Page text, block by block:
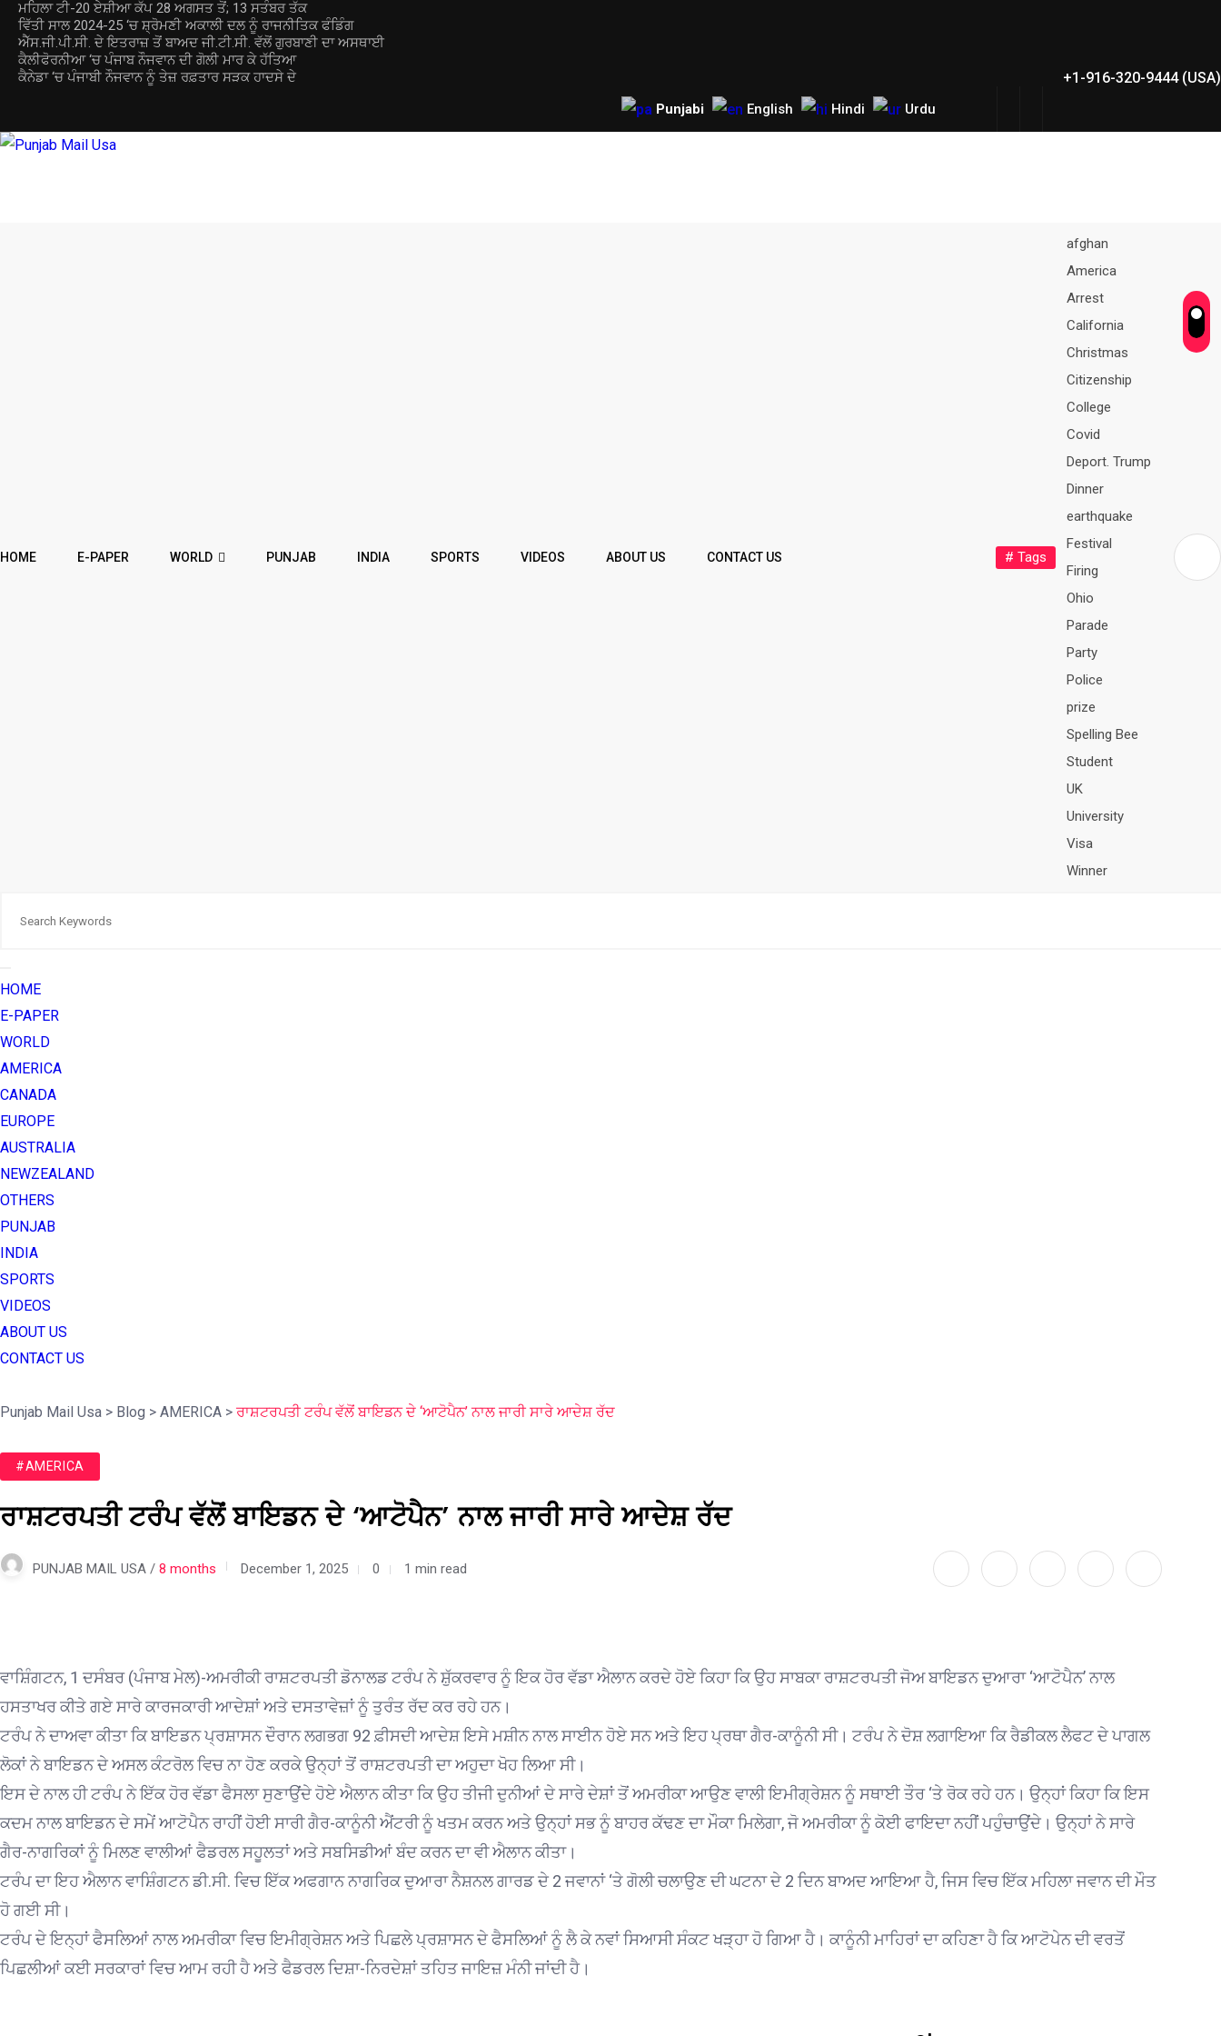
ਮਹਿਲਾ ਟੀ-20 ਏਸ਼ੀਆ ਕੱਪ 28 ਅਗਸਤ ਤੋਂ; 13 ਸਤੰਬਰ ਤੱਕ
ਵਿੱਤੀ ਸਾਲ 2024-25 ‘ਚ ਸ਼੍ਰੋਮਣੀ ਅਕਾਲੀ ਦਲ ਨੂੰ ਰਾਜਨੀਤਿਕ ਫੰਡਿੰਗ
ਐੱਸ.ਜੀ.ਪੀ.ਸੀ. ਦੇ ਇਤਰਾਜ਼ ਤੋਂ ਬਾਅਦ ਜੀ.ਟੀ.ਸੀ. ਵੱਲੋਂ ਗੁਰਬਾਣੀ ਦਾ ਅਸਥਾਈ
ਕੈਲੀਫੋਰਨੀਆ ‘ਚ ਪੰਜਾਬ ਨੌਜਵਾਨ ਦੀ ਗੋਲੀ ਮਾਰ ਕੇ ਹੱਤਿਆ
ਕੈਨੇਡਾ ‘ਚ ਪੰਜਾਬੀ ਨੌਜਵਾਨ ਨੂੰ ਤੇਜ਼ ਰਫ਼ਤਾਰ ਸੜਕ ਹਾਦਸੇ ਦੇ
+1-916-320-9444 (USA)
Punjabi English Hindi Urdu
HOME E-PAPER WORLD PUNJAB INDIA SPORTS VIDEOS ABOUT US CONTACT US # Tags
afghan
America
Arrest
California
Christmas
Citizenship
College
Covid
Deport. Trump
Dinner
earthquake
Festival
Firing
Ohio
Parade
Party
Police
prize
Spelling Bee
Student
UK
University
Visa
Winner
HOME
E-PAPER
WORLD
AMERICA
CANADA
EUROPE
AUSTRALIA
NEWZEALAND
OTHERS
PUNJAB
INDIA
SPORTS
VIDEOS
ABOUT US
CONTACT US
Punjab Mail Usa > Blog > AMERICA > ਰਾਸ਼ਟਰਪਤੀ ਟਰੰਪ ਵੱਲੋਂ ਬਾਇਡਨ ਦੇ ‘ਆਟੋਪੈਨ’ ਨਾਲ ਜਾਰੀ ਸਾਰੇ ਆਦੇਸ਼ ਰੱਦ
#AMERICA
ਰਾਸ਼ਟਰਪਤੀ ਟਰੰਪ ਵੱਲੋਂ ਬਾਇਡਨ ਦੇ ‘ਆਟੋਪੈਨ’ ਨਾਲ ਜਾਰੀ ਸਾਰੇ ਆਦੇਸ਼ ਰੱਦ
PUNJAB MAIL USA / 8 months December 1, 2025 0 1 min read
ਵਾਸ਼ਿੰਗਟਨ, 1 ਦਸੰਬਰ (ਪੰਜਾਬ ਮੇਲ)-ਅਮਰੀਕੀ ਰਾਸ਼ਟਰਪਤੀ ਡੋਨਾਲਡ ਟਰੰਪ ਨੇ ਸ਼ੁੱਕਰਵਾਰ ਨੂੰ ਇਕ ਹੋਰ ਵੱਡਾ ਐਲਾਨ ਕਰਦੇ ਹੋਏ ਕਿਹਾ ਕਿ ਉਹ ਸਾਬਕਾ ਰਾਸ਼ਟਰਪਤੀ ਜੋਅ ਬਾਇਡਨ ਦੁਆਰਾ ‘ਆਟੋਪੈਨ’ ਨਾਲ
ਹਸਤਾਖਰ ਕੀਤੇ ਗਏ ਸਾਰੇ ਕਾਰਜਕਾਰੀ ਆਦੇਸ਼ਾਂ ਅਤੇ ਦਸਤਾਵੇਜ਼ਾਂ ਨੂੰ ਤੁਰੰਤ ਰੱਦ ਕਰ ਰਹੇ ਹਨ।
ਟਰੰਪ ਨੇ ਦਾਅਵਾ ਕੀਤਾ ਕਿ ਬਾਇਡਨ ਪ੍ਰਸ਼ਾਸਨ ਦੌਰਾਨ ਲਗਭਗ 92 ਫ਼ੀਸਦੀ ਆਦੇਸ਼ ਇਸੇ ਮਸ਼ੀਨ ਨਾਲ ਸਾਈਨ ਹੋਏ ਸਨ ਅਤੇ ਇਹ ਪ੍ਰਥਾ ਗੈਰ-ਕਾਨੂੰਨੀ ਸੀ। ਟਰੰਪ ਨੇ ਦੋਸ਼ ਲਗਾਇਆ ਕਿ ਰੈਡੀਕਲ ਲੈਫਟ ਦੇ ਪਾਗਲ
ਲੋਕਾਂ ਨੇ ਬਾਇਡਨ ਦੇ ਅਸਲ ਕੰਟਰੋਲ ਵਿਚ ਨਾ ਹੋਣ ਕਰਕੇ ਉਨ੍ਹਾਂ ਤੋਂ ਰਾਸ਼ਟਰਪਤੀ ਦਾ ਅਹੁਦਾ ਖੋਹ ਲਿਆ ਸੀ।
ਇਸ ਦੇ ਨਾਲ ਹੀ ਟਰੰਪ ਨੇ ਇੱਕ ਹੋਰ ਵੱਡਾ ਫੈਸਲਾ ਸੁਣਾਉਂਦੇ ਹੋਏ ਐਲਾਨ ਕੀਤਾ ਕਿ ਉਹ ਤੀਜੀ ਦੁਨੀਆਂ ਦੇ ਸਾਰੇ ਦੇਸ਼ਾਂ ਤੋਂ ਅਮਰੀਕਾ ਆਉਣ ਵਾਲੀ ਇਮੀਗ੍ਰੇਸ਼ਨ ਨੂੰ ਸਥਾਈ ਤੌਰ ‘ਤੇ ਰੋਕ ਰਹੇ ਹਨ। ਉਨ੍ਹਾਂ ਕਿਹਾ ਕਿ ਇਸ
ਕਦਮ ਨਾਲ ਬਾਇਡਨ ਦੇ ਸਮੇਂ ਆਟੋਪੈਨ ਰਾਹੀਂ ਹੋਈ ਸਾਰੀ ਗੈਰ-ਕਾਨੂੰਨੀ ਐਂਟਰੀ ਨੂੰ ਖਤਮ ਕਰਨ ਅਤੇ ਉਨ੍ਹਾਂ ਸਭ ਨੂੰ ਬਾਹਰ ਕੱਢਣ ਦਾ ਮੌਕਾ ਮਿਲੇਗਾ, ਜੋ ਅਮਰੀਕਾ ਨੂੰ ਕੋਈ ਫਾਇਦਾ ਨਹੀਂ ਪਹੁੰਚਾਉਂਦੇ। ਉਨ੍ਹਾਂ ਨੇ ਸਾਰੇ
ਗੈਰ-ਨਾਗਰਿਕਾਂ ਨੂੰ ਮਿਲਣ ਵਾਲੀਆਂ ਫੈਡਰਲ ਸਹੂਲਤਾਂ ਅਤੇ ਸਬਸਿਡੀਆਂ ਬੰਦ ਕਰਨ ਦਾ ਵੀ ਐਲਾਨ ਕੀਤਾ।
ਟਰੰਪ ਦਾ ਇਹ ਐਲਾਨ ਵਾਸ਼ਿੰਗਟਨ ਡੀ.ਸੀ. ਵਿਚ ਇੱਕ ਅਫਗਾਨ ਨਾਗਰਿਕ ਦੁਆਰਾ ਨੈਸ਼ਨਲ ਗਾਰਡ ਦੇ 2 ਜਵਾਨਾਂ ‘ਤੇ ਗੋਲੀ ਚਲਾਉਣ ਦੀ ਘਟਨਾ ਦੇ 2 ਦਿਨ ਬਾਅਦ ਆਇਆ ਹੈ, ਜਿਸ ਵਿਚ ਇੱਕ ਮਹਿਲਾ ਜਵਾਨ ਦੀ ਮੌਤ
ਹੋ ਗਈ ਸੀ।
ਟਰੰਪ ਦੇ ਇਨ੍ਹਾਂ ਫੈਸਲਿਆਂ ਨਾਲ ਅਮਰੀਕਾ ਵਿਚ ਇਮੀਗ੍ਰੇਸ਼ਨ ਅਤੇ ਪਿਛਲੇ ਪ੍ਰਸ਼ਾਸਨ ਦੇ ਫੈਸਲਿਆਂ ਨੂੰ ਲੈ ਕੇ ਨਵਾਂ ਸਿਆਸੀ ਸੰਕਟ ਖੜ੍ਹਾ ਹੋ ਗਿਆ ਹੈ। ਕਾਨੂੰਨੀ ਮਾਹਿਰਾਂ ਦਾ ਕਹਿਣਾ ਹੈ ਕਿ ਆਟੋਪੇਨ ਦੀ ਵਰਤੋਂ
ਪਿਛਲੀਆਂ ਕਈ ਸਰਕਾਰਾਂ ਵਿਚ ਆਮ ਰਹੀ ਹੈ ਅਤੇ ਫੈਡਰਲ ਦਿਸ਼ਾ-ਨਿਰਦੇਸ਼ਾਂ ਤਹਿਤ ਜਾਇਜ਼ ਮੰਨੀ ਜਾਂਦੀ ਹੈ।